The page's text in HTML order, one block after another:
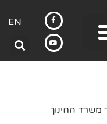
EN
משרד החינוך